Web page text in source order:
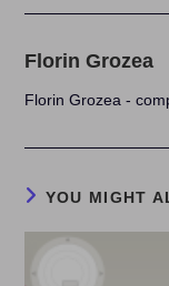
Florin Grozea
Florin Grozea -
YOU MIGHT